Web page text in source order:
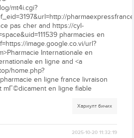
mt4i.cgi?
pas cher and https://cyl-
pharmacies en
image.google.co.vi/url?
Internationale en
en ligne and <a
home.php?
en ligne france livraison
mГ©dicament en ligne fiable
Хариулт бичих
2025-10-20 11:32:19